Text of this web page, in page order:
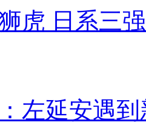
虎 日系三
左延安遇